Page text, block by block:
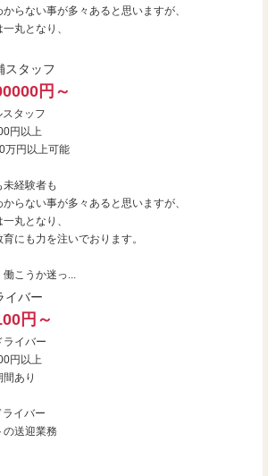
らない事が多々あると思いますが、
丸となり、
スタッフ
円～
タッフ
円以上
円以上可能
未経験者も
らない事が多々あると思いますが、
丸となり、
にも力を注いでおります。
こうか迷っ...
イバー
円～
イバー
円以上
あり
イバー
の送迎業務